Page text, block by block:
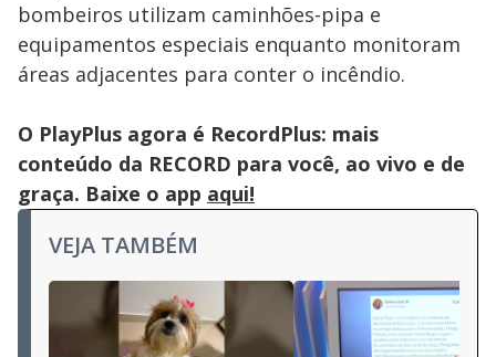
bombeiros utilizam caminhões-pipa e
equipamentos especiais enquanto monitoram
áreas adjacentes para conter o incêndio.
O PlayPlus agora é RecordPlus: mais
conteúdo da RECORD para você, ao vivo e de
graça. Baixe o app aqui!
VEJA TAMBÉM